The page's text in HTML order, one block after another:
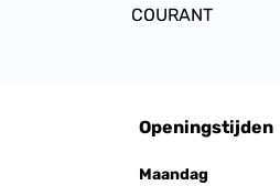
COURANT
Openingstijden
Maandag